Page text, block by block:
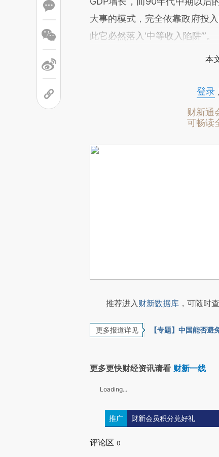
大事的模式，完全依靠政府投
此它必然落入‘中等收入陷阱’”。
本
登录
财新通
可畅读
推荐进入财新数据库 ，可随时
更多报道详见 【专题】中国能否避
更多更快财经资讯请看 财新一线
Loading...
推广 财新会员积分兑好礼
评论区 0